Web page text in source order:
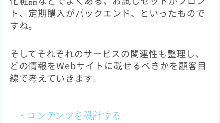
ト、定期購入がバックエンド、といったもので
すね。
そしてそれぞれのサービスの関連性も整理し、
どの情報をWebサイトに載せるべきかを顧客目
線で考えていきます。
・コンテンツを設計する